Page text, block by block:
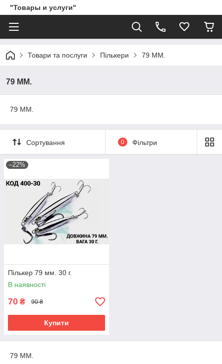
"Товары и услуги"
Товари та послуги Пількери 79 ММ.
79 ММ.
79 ММ.
Сортування 0 Фільтри
–22%
Пількер 79 мм. 30 г.
В наявності
70 ₴ 90 ₴
Купити
79 ММ.